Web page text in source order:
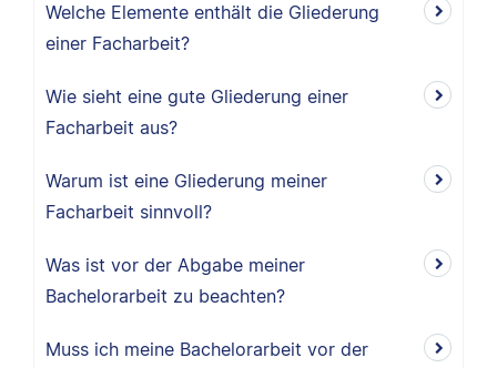
Welche Elemente enthält die Gliederung
einer Facharbeit?
Wie sieht eine gute Gliederung einer
Facharbeit aus?
Warum ist eine Gliederung meiner
Facharbeit sinnvoll?
Was ist vor der Abgabe meiner
Bachelorarbeit zu beachten?
Muss ich meine Bachelorarbeit vor der